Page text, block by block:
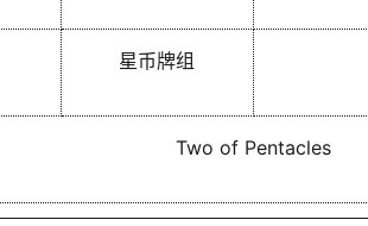
星币牌组
Two of Pentacles